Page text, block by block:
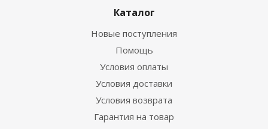
Каталог
Новые поступления
Помощь
Условия оплаты
Условия доставки
Условия возврата
Гарантия на товар